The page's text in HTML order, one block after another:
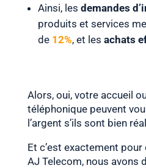
Ainsi, les demandes
produits et services
de 12%, et les achats
Alors, oui, votre accueil
téléphonique peuvent
l’argent s’ils sont bien
Et c’est exactement
AJ Telecom, nous avons